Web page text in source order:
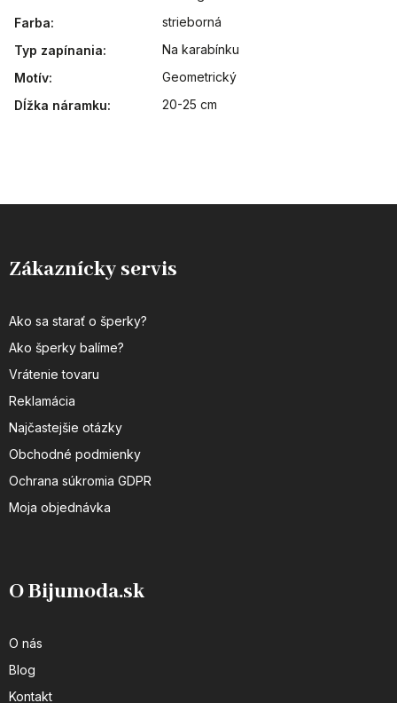
Farba:
strieborná
Typ zapínania:
Na karabínku
Motív:
Geometrický
Dĺžka náramku: 20-25 cm
Zákaznícky servis
Ako sa starať o šperky?
Ako šperky balíme?
Vrátenie tovaru
Reklamácia
Najčastejšie otázky
Obchodné podmienky
Ochrana súkromia GDPR
Moja objednávka
O Bijumoda.sk
O nás
Blog
Kontakt